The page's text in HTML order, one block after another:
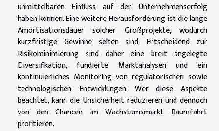
unmittelbaren Einfluss auf den Unternehmenserfolg
haben können. Eine weitere Herausforderung ist die lange
Amortisationsdauer solcher Großprojekte, wodurch
kurzfristige Gewinne selten sind. Entscheidend zur
Risikominimierung sind daher eine breit angelegte
Diversifikation, fundierte Marktanalysen und ein
kontinuierliches Monitoring von regulatorischen sowie
technologischen Entwicklungen. Wer diese Aspekte
beachtet, kann die Unsicherheit reduzieren und dennoch
von den Chancen im Wachstumsmarkt Raumfahrt
profitieren.